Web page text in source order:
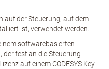
auf der Steuerung, auf dem
ist, verwendet werden.
softwarebasierten
der fest an die Steuerung
auf einem CODESYS Key